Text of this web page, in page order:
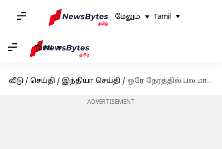
மேலும் Tamil
Tamil
வீடு / செய்தி / இந்தியா செய்தி / ஒரே நேரத்தில் பல மாநிலங்களில் SIR வாக்காளர் திருத்தம்? தேர்தல் ஆணையம் நாளை பத்திரிகையாளர் சந்திப்பில் அறிவிக்க வாய்ப்பு
ADVERTISEMENT